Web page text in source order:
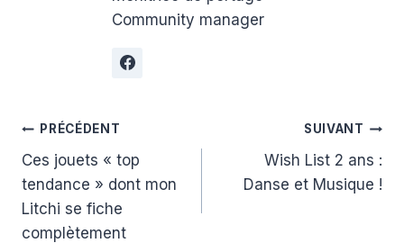
Community manager
Navigation
de
l’article
PRÉCÉDENT
Ces jouets « top
tendance » dont mon
Litchi se fiche
complètement
SUIVANT
Wish List 2 ans :
Danse et Musique !